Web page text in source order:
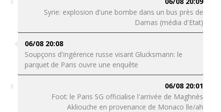
Syrie: explosion d'une bombe dans un bus près de
Damas (média d'Etat)
06/08 20:08
Soupçons d'ingérence russe visant Glucksmann: le
parquet de Paris ouvre une enquête
06/08 20:01
Foot: le Paris SG officialise l'arrivée de Maghnès
Akliouche en provenance de Monaco lle/ah